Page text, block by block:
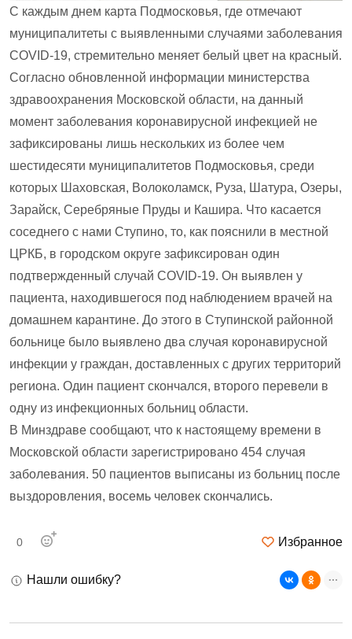
С каждым днем карта Подмосковья, где отмечают
муниципалитеты с выявленными случаями заболевания
COVID-19, стремительно меняет белый цвет на красный.
Согласно обновленной информации министерства
здравоохранения Московской области, на данный
момент заболевания коронавирусной инфекцией не
зафиксированы лишь нескольких из более чем
шестидесяти муниципалитетов Подмосковья, среди
которых Шаховская, Волоколамск, Руза, Шатура, Озеры,
Зарайск, Серебряные Пруды и Кашира. Что касается
соседнего с нами Ступино, то, как пояснили в местной
ЦРКБ, в городском округе зафиксирован один
подтвержденный случай COVID-19. Он выявлен у
пациента, находившегося под наблюдением врачей на
домашнем карантине. До этого в Ступинской районной
больнице было выявлено два случая коронавирусной
инфекции у граждан, доставленных с других территорий
региона. Один пациент скончался, второго перевели в
одну из инфекционных больниц области.
В Минздраве сообщают, что к настоящему времени в
Московской области зарегистрировано 454 случая
заболевания. 50 пациентов выписаны из больниц после
выздоровления, восемь человек скончались.
0 Избранное
Нашли ошибку?